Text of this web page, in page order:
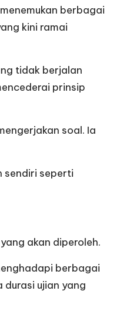
berbagai
kini ramai
tidak berjalan
prinsip
soal. Ia
sendiri seperti
akan diperoleh.
berbagai
ujian yang